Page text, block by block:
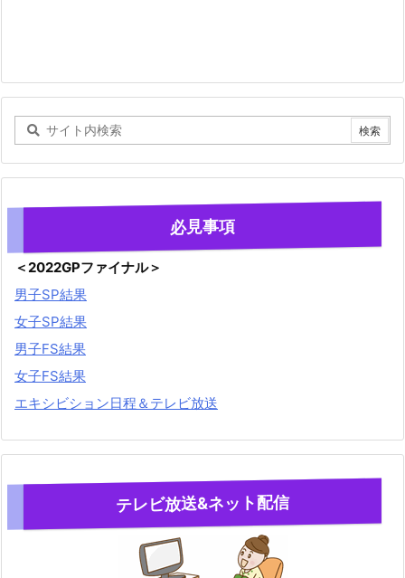
必見事項
＜2022GPファイナル＞
男子SP結果
女子SP結果
男子FS結果
女子FS結果
エキシビション日程＆テレビ放送
テレビ放送&ネット配信